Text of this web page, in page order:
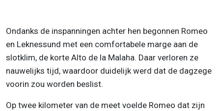
Ondanks de inspanningen achter hen begonnen Romeo
en Leknessund met een comfortabele marge aan de
slotklim, de korte Alto de la Malaha. Daar verloren ze
nauwelijks tijd, waardoor duidelijk werd dat de dagzege
voorin zou worden beslist.
Op twee kilometer van de meet voelde Romeo dat zijn